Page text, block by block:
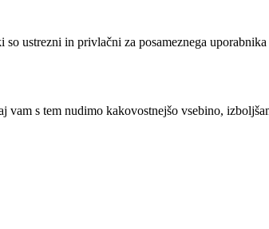
ustrezni in privlačni za posameznega
s tem nudimo kakovostnejšo vsebino,